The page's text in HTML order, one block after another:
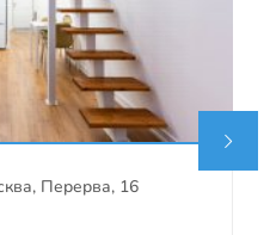

Перерва, 16